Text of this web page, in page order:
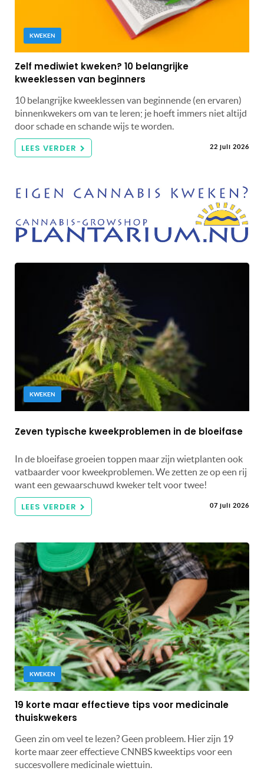
KWEKEN
Zelf mediwiet kweken? 10 belangrijke
kweeklessen van beginners
10 belangrijke kweeklessen van beginnende (en ervaren)
binnenkwekers om van te leren; je hoeft immers niet altijd
door schade en schande wijs te worden.
LEES VERDER 22 juli 2026
KWEKEN
Zeven typische kweekproblemen in de bloeifase
In de bloeifase groeien toppen maar zijn wietplanten ook
vatbaarder voor kweekproblemen. We zetten ze op een rij
want een gewaarschuwd kweker telt voor twee!
LEES VERDER 07 juli 2026
KWEKEN
19 korte maar effectieve tips voor medicinale
thuiskwekers
Geen zin om veel te lezen? Geen probleem. Hier zijn 19
korte maar zeer effectieve CNNBS kweektips voor een
succesvollere medicinale wiettuin.